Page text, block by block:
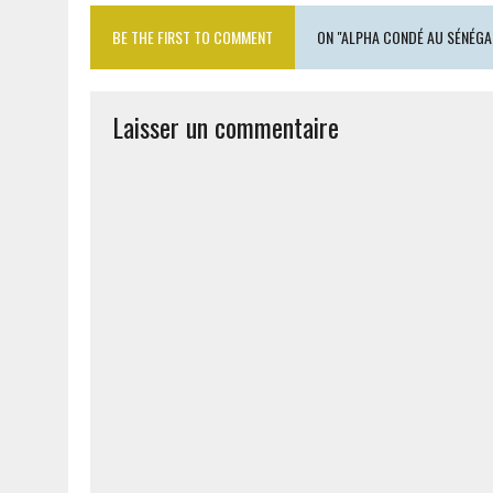
BE THE FIRST TO COMMENT ON "ALPHA CONDÉ AU
Laisser un commentaire